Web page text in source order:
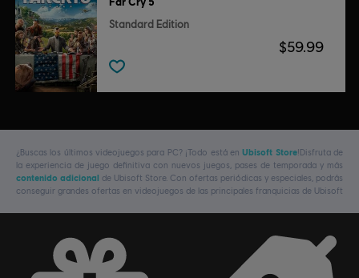
Standard Edition
$59.99
¿Buscas los últimos videojuegos para PC? ¡Todo está enUbisoft Store!Disfruta de
la experiencia de juego definitiva con nuevos juegos, pases de temporada y más
contenido adicional de Ubisoft Store. Con ofertas periódicas y especiales, podrás
conseguir grandes ofertas en videojuegos de las principales franquicias de Ubisoft